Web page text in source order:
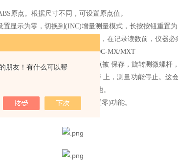
朋友！有什么可以帮
原点。根据尺寸不同，可设置原点值。
显示为零，切换到(INC)增量测量模式，长按按钮重置为
能对于在能见度不好的情况下，在记录读数前，仪器必
控制系统和计量系统。仅限MDC-MX/MXT
显示屏上的读数会消失，但原点被 保存，旋转测微螺杆
，错误信息出现在LCD显示屏 上，测量功能停止。这
号器会出现，提醒用户更换电池。
原点设置)功能和ZERO(置零)功能。